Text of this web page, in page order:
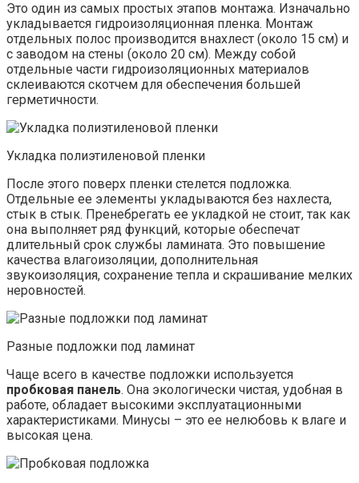
Это один из самых простых этапов монтажа. Изначально
укладывается гидроизоляционная пленка. Монтаж
отдельных полос производится внахлест (около 15 см) и
с заводом на стены (около 20 см). Между собой
отдельные части гидроизоляционных материалов
склеиваются скотчем для обеспечения большей
герметичности.
Укладка полиэтиленовой пленки
После этого поверх пленки стелется подложка.
Отдельные ее элементы укладываются без нахлеста,
стык в стык. Пренебрегать ее укладкой не стоит, так как
она выполняет ряд функций, которые обеспечат
длительный срок службы ламината. Это повышение
качества влагоизоляции, дополнительная
звукоизоляция, сохранение тепла и скрашивание мелких
неровностей.
Разные подложки под ламинат
Чаще всего в качестве подложки используется
пробковая панель. Она экологически чистая, удобная в
работе, обладает высокими эксплуатационными
характеристиками. Минусы – это ее нелюбовь к влаге и
высокая цена.